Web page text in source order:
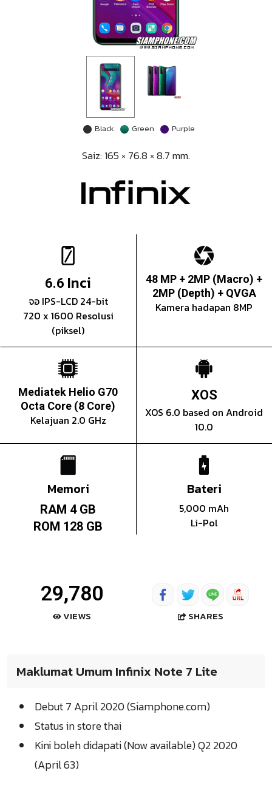
Black Green Purple
Saiz: 165 × 76.8 × 8.7 mm.
6.6 Inci
จอ IPS-LCD 24-bit
720 x 1600 Resolusi
(piksel)
48 MP + 2MP (Macro) +
2MP (Depth) + QVGA
Kamera hadapan 8MP
Mediatek Helio G70
Octa Core (8 Core)
Kelajuan 2.0 GHz
XOS
XOS 6.0 based on Android
10.0
Memori
RAM 4 GB
ROM 128 GB
Bateri
5,000 mAh
Li-Pol
29,780
VIEWS SHARES
Maklumat Umum Infinix Note 7 Lite
Debut 7 April 2020 (Siamphone.com)
Status in store thai
Kini boleh didapati (Now available) Q2 2020
(April 63)